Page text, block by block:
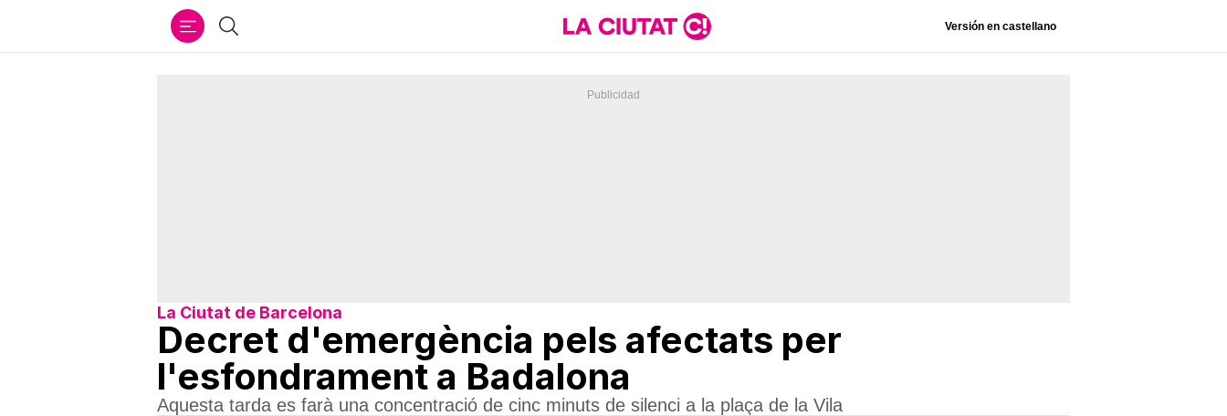
Cercar Versión en castellano
La Ciutat de Barcelona
Decret d'emergència pels afectats per
l'esfondrament a Badalona
Aquesta tarda es farà una concentració de cinc minuts de silenci a la plaça de la Vila